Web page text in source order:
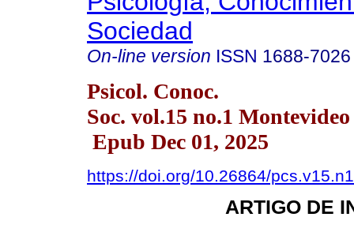
Sociedad
On-line version ISSN 1688-7026
Psicol. Conoc.
Soc. vol.15 no.1
Epub Dec 01, 2025
https://doi.org/10.26864/
ARTIGO DE